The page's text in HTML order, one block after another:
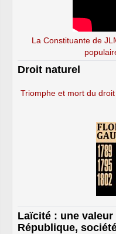
La Constituante de
Droit naturel
Triomphe et mort du
Laïcité : une valeur
République,